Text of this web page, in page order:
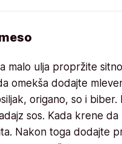
malo ulja propržite
omekša dodajte
origano, so i biber.
sos. Kada krene
Nakon toga dodajte